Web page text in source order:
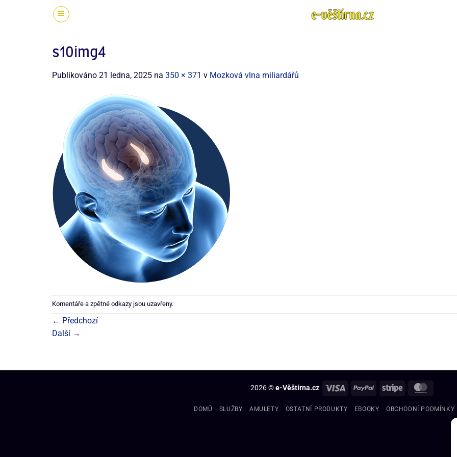
s10img4
Publikováno 21 ledna, 2025 na 350 × 371 v Mozková vlna miliardářů
Komentáře a zpětné odkazy jsou uzavřeny.
← Předchozí
Další →
2026 ©e-Věštírna.cz
DOMŮ SLUŽBY AMULETY OSTATNÍ PRODUKTY EBOOKY OBCHODNÍ PODMÍNKY